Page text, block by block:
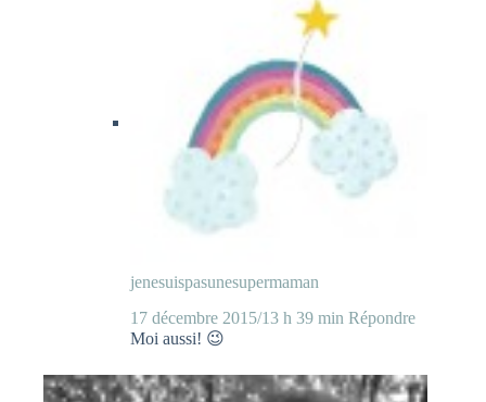
jenesuispasunesupermaman
17 décembre 2015/13 h 39 min Répondre
Moi aussi! 😉